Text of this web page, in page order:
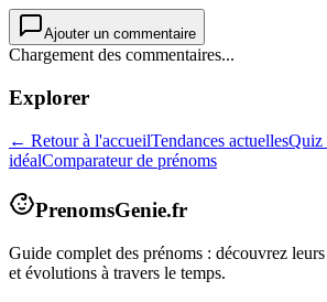
Ajouter un commentaire
Chargement des commentaires...
Explorer
← Retour à l'accueilTendances actuellesQuiz
idéalComparateur de prénoms
PrenomsGenie.fr
Guide complet des prénoms : découvrez
et évolutions à travers le temps.